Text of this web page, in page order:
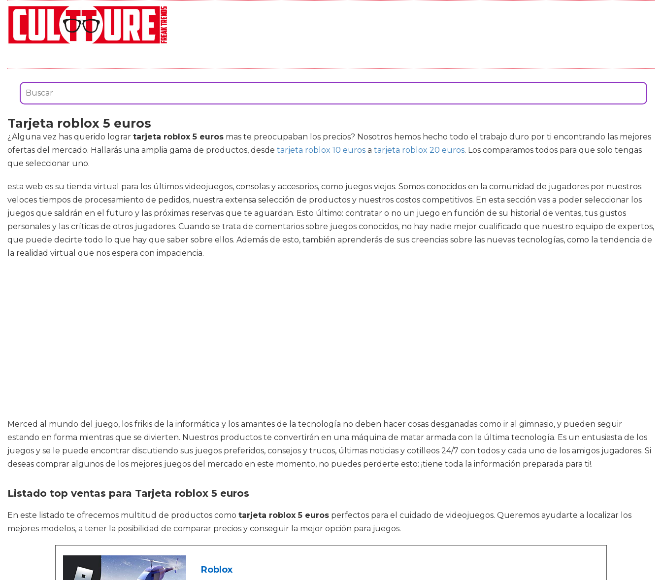
Tarjeta roblox 5 euros
¿Alguna vez has querido lograr tarjeta roblox 5 euros mas te preocupaban los precios? Nosotros hemos hecho todo el trabajo duro por ti encontrando las mejores
ofertas del mercado. Hallarás una amplia gama de productos, desde tarjeta roblox 10 euros a tarjeta roblox 20 euros. Los comparamos todos para que solo tengas
que seleccionar uno.
esta web es su tienda virtual para los últimos videojuegos, consolas y accesorios, como juegos viejos. Somos conocidos en la comunidad de jugadores por nuestros
veloces tiempos de procesamiento de pedidos, nuestra extensa selección de productos y nuestros costos competitivos. En esta sección vas a poder seleccionar los
juegos que saldrán en el futuro y las próximas reservas que te aguardan. Esto último: contratar o no un juego en función de su historial de ventas, tus gustos
personales y las críticas de otros jugadores. Cuando se trata de comentarios sobre juegos conocidos, no hay nadie mejor cualificado que nuestro equipo de expertos,
que puede decirte todo lo que hay que saber sobre ellos. Además de esto, también aprenderás de sus creencias sobre las nuevas tecnologías, como la tendencia de
la realidad virtual que nos espera con impaciencia.
Merced al mundo del juego, los frikis de la informática y los amantes de la tecnología no deben hacer cosas desganadas como ir al gimnasio, y pueden seguir
estando en forma mientras que se divierten. Nuestros productos te convertirán en una máquina de matar armada con la última tecnología. Es un entusiasta de los
juegos y se le puede encontrar discutiendo sus juegos preferidos, consejos y trucos, últimas noticias y cotilleos 24/7 con todos y cada uno de los amigos jugadores. Si
deseas comprar algunos de los mejores juegos del mercado en este momento, no puedes perderte esto: ¡tiene toda la información preparada para ti!.
Listado top ventas para Tarjeta roblox 5 euros
En este listado te ofrecemos multitud de productos como tarjeta roblox 5 euros perfectos para el cuidado de videojuegos. Queremos ayudarte a localizar los
mejores modelos, a tener la posibilidad de comparar precios y conseguir la mejor opción para juegos.
Roblox